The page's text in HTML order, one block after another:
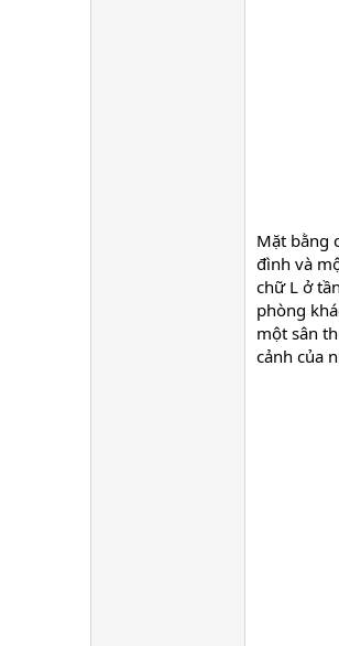
Mặt bằng
đình và
chữ L ở
phòng
một sân
cảnh của